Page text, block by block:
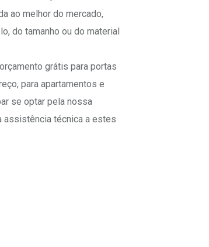
ao melhor do mercado,
do tamanho ou do material
grátis para portas
para apartamentos e
se optar pela nossa
assistência técnica a estes